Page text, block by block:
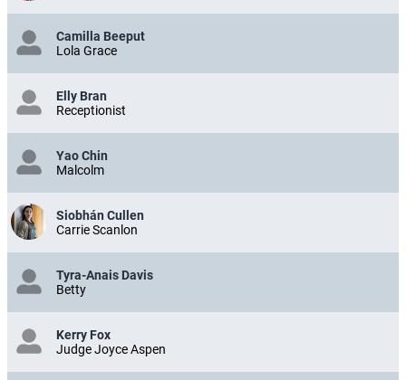
Camilla Beeput
Lola Grace
Elly Bran
Receptionist
Yao Chin
Malcolm
Siobhán Cullen
Carrie Scanlon
Tyra-Anais Davis
Betty
Kerry Fox
Judge Joyce Aspen